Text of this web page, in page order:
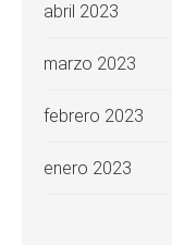
abril 2023
marzo 2023
febrero 2023
enero 2023